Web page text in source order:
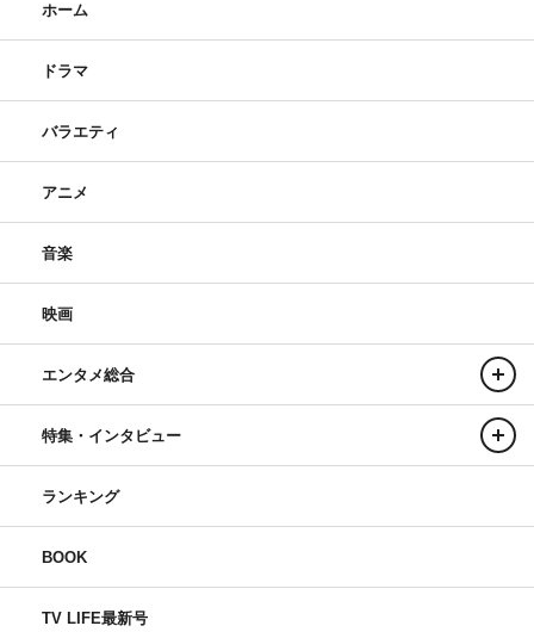
最高のオバハン中島ハルコ
松本まりか
ホーム
ドラマ
バラエティ
アニメ
音楽
映画
エンタメ総合
特集・インタビュー
ランキング
BOOK
TV LIFE最新号